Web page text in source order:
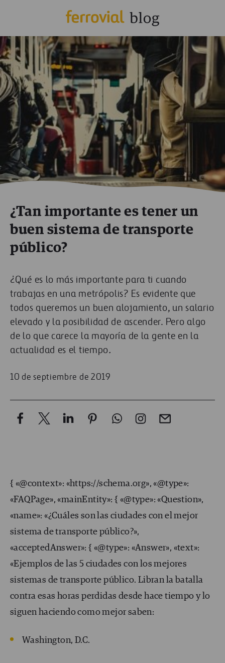
¿Tan importante es tener un
buen sistema de transporte
público?
¿Qué es lo más importante para ti cuando
trabajas en una metrópolis? Es evidente que
todos queremos un buen alojamiento, un salario
elevado y la posibilidad de ascender. Pero algo
de lo que carece la mayoría de la gente en la
actualidad es el tiempo.
10 de septiembre de 2019
{ «@context»: «https://schema.org», «@type»:
«FAQPage», «mainEntity»: { «@type»: «Question»,
«name»: «¿Cuáles son las ciudades con el mejor
sistema de transporte público?»,
«acceptedAnswer»: { «@type»: «Answer», «text»:
«Ejemplos de las 5 ciudades con los mejores
sistemas de transporte público. Libran la batalla
contra esas horas perdidas desde hace tiempo y lo
siguen haciendo como mejor saben:
Washington, D.C.